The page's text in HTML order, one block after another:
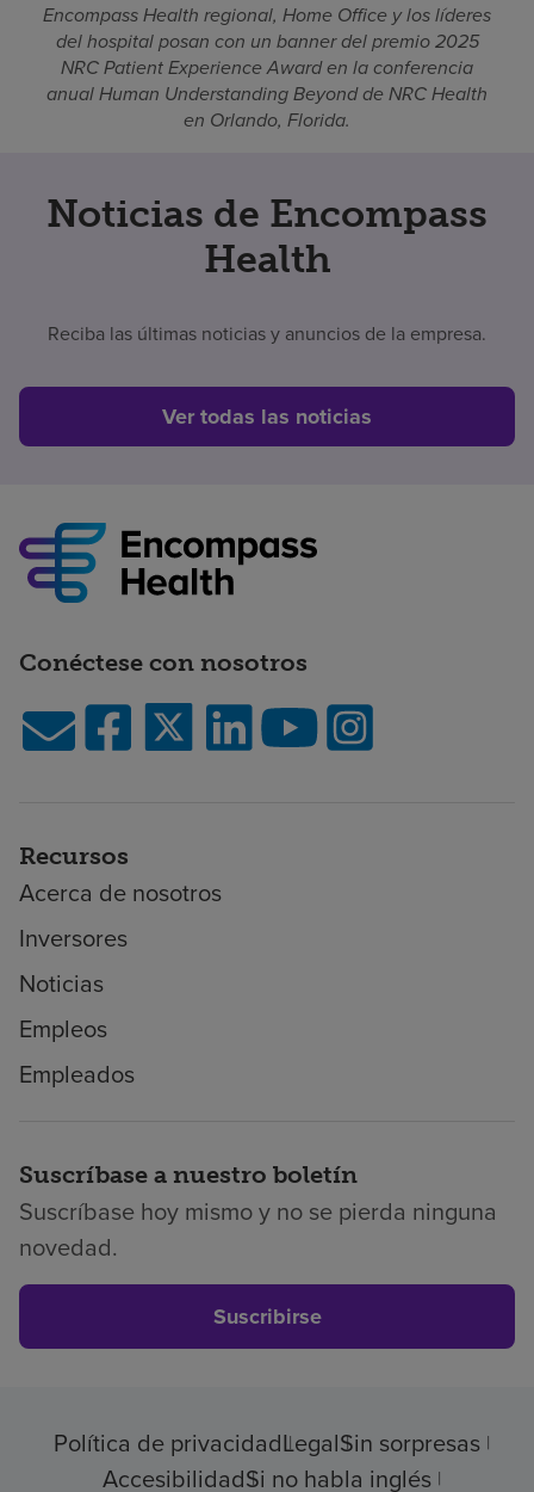
Encompass Health regional, Home Office y los líderes
del hospital posan con un banner del premio 2025
NRC Patient Experience Award en la conferencia
anual Human Understanding Beyond de NRC Health
en Orlando, Florida.
Noticias de Encompass
Health
Reciba las últimas noticias y anuncios de la empresa.
Ver todas las noticias
Conéctese con nosotros
Recursos
Acerca de nosotros
Inversores
Noticias
Empleos
Empleados
Suscríbase a nuestro boletín
Suscríbase hoy mismo y no se pierda ninguna
novedad.
Suscribirse
Política de privacidadLegalSin sorpresas
AccesibilidadSi no habla inglés